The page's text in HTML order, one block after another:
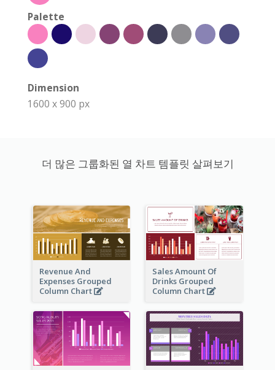
Palette
Dimension
1600 x 900 px
더 많은 그룹화된 열 차트 템플릿 살펴보기
Revenue And
Expenses Grouped
Column Chart
Sales Amount Of
Drinks Grouped
Column Chart